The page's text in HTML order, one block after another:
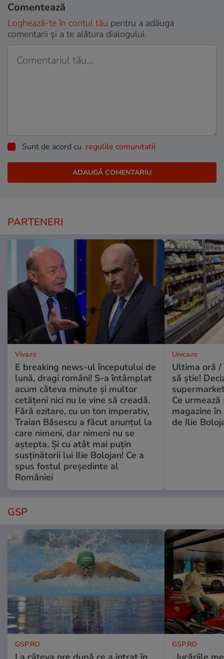
Comentează
Loghează-te în contul tău pentru a adăuga
comentarii și a te alătura dialogului.
Sunt de acord cu regulile comunitatii
PARTENERI
Viva.ro
E breaking news-ul începutului de
lună, dragi români! S-a întâmplat
acum câteva minute și multor
cetățeni nici nu le vine să creadă.
Fără ezitare, cu un ton imperativ,
Traian Băsescu a făcut anunțul la
care nimeni, dar nimeni nu se
aștepta. Și cu atât mai puțin
susținătorii lui Ilie Bolojan! Ce a
spus fostul președinte al
României
Unica.ro
Ultima oră /
să știe!
Ce
magazine
de Ilie
GSP
GSP.RO GSP.RO